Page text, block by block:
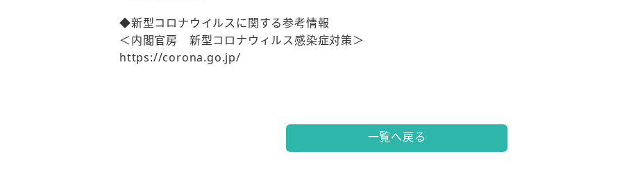
◆新型コロナウイルスに関する参考情報
＜内閣官房 新型コロナウィルス感染症対策＞
https://corona.go.jp/
一覧へ戻る